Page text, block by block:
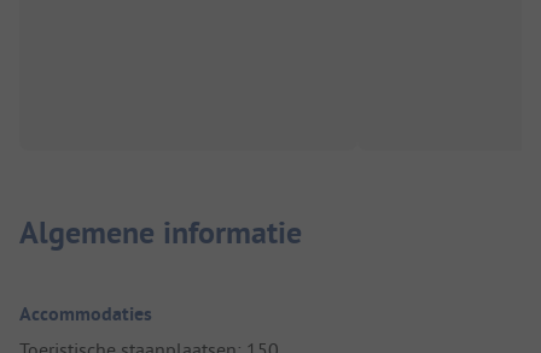
Algemene informatie
Accommodaties